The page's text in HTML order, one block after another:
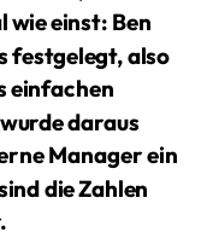
wie einst: Ben
festgelegt, also
einfachen
daraus
Manager ein
die Zahlen